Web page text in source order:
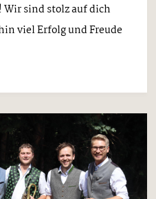
sind stolz auf dich
viel Erfolg und Freude